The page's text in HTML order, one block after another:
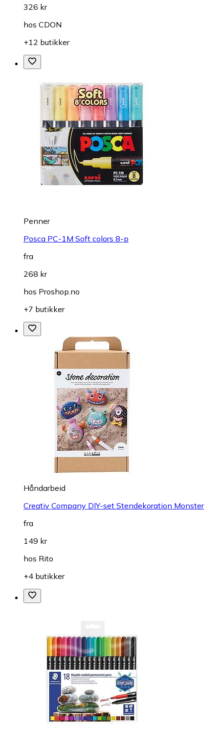
326 kr
hos CDON
+12 butikker
Penner
Posca PC-1M Soft colors 8-p
fra
268 kr
hos Proshop.no
+7 butikker
Håndarbeid
Creativ Company DIY-set Stendekoration Monster
fra
149 kr
hos Rito
+4 butikker